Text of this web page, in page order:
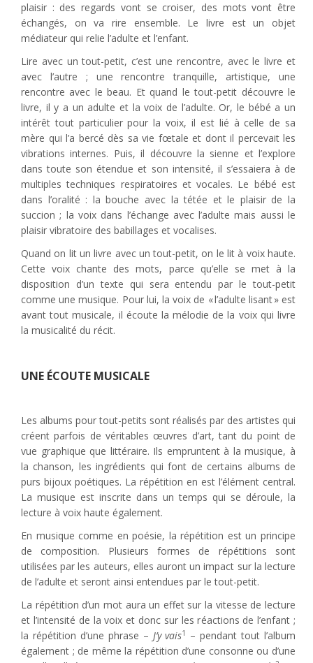
plaisir : des regards vont se croiser, des mots vont être
échangés, on va rire ensemble. Le livre est un objet
médiateur qui relie l’adulte et l’enfant.
Lire avec un tout-petit, c’est une rencontre, avec le livre et
avec l’autre ; une rencontre tranquille, artistique, une
rencontre avec le beau. Et quand le tout-petit découvre le
livre, il y a un adulte et la voix de l’adulte. Or, le bébé a un
intérêt tout particulier pour la voix, il est lié à celle de sa
mère qui l’a bercé dès sa vie fœtale et dont il percevait les
vibrations internes. Puis, il découvre la sienne et l’explore
dans toute son étendue et son intensité, il s’essaiera à de
multiples techniques respiratoires et vocales. Le bébé est
dans l’oralité : la bouche avec la tétée et le plaisir de la
succion ; la voix dans l’échange avec l’adulte mais aussi le
plaisir vibratoire des babillages et vocalises.
Quand on lit un livre avec un tout-petit, on le lit à voix haute.
Cette voix chante des mots, parce qu’elle se met à la
disposition d’un texte qui sera entendu par le tout-petit
comme une musique. Pour lui, la voix de « l’adulte lisant » est
avant tout musicale, il écoute la mélodie de la voix qui livre
la musicalité du récit.
UNE ÉCOUTE MUSICALE
Les albums pour tout-petits sont réalisés par des artistes qui
créent parfois de véritables œuvres d’art, tant du point de
vue graphique que littéraire. Ils empruntent à la musique, à
la chanson, les ingrédients qui font de certains albums de
purs bijoux poétiques. La répétition en est l’élément central.
La musique est inscrite dans un temps qui se déroule, la
lecture à voix haute également.
En musique comme en poésie, la répétition est un principe
de composition. Plusieurs formes de répétitions sont
utilisées par les auteurs, elles auront un impact sur la lecture
de l’adulte et seront ainsi entendues par le tout-petit.
La répétition d’un mot aura un effet sur la vitesse de lecture
et l’intensité de la voix et donc sur les réactions de l’enfant ;
la répétition d’une phrase – J’y vais1
– pendant tout l’album
également ; de même la répétition d’une consonne ou d’une